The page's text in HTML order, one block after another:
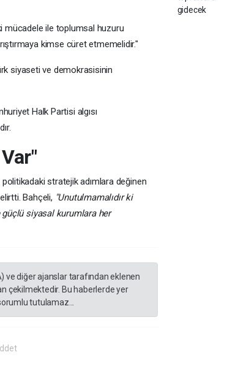
mücadele ile toplumsal huzuru
kimse cüret etmemelidir."
siyaseti ve demokrasisinin
Halk Partisi algısı
stratejik adımlara değinen
Bahçeli, "Unutulmamalıdır ki
siyasal kurumlara her
ve diğer ajanslar tarafından eklenen
çekilmektedir. Bu haberlerde yer
tutulamaz...